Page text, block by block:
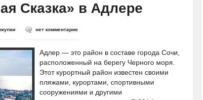
Сказка» в Адлере
нет комментарие
Адлер — это район в составе города Сочи,
расположенный на берегу Черного моря.
Этот курортный район известен своими
пляжами, курортами, спортивными
сооружениями и другими